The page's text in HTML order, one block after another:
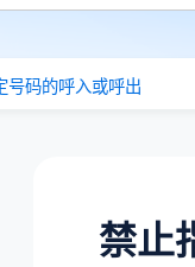
号码的呼入或呼出
禁止